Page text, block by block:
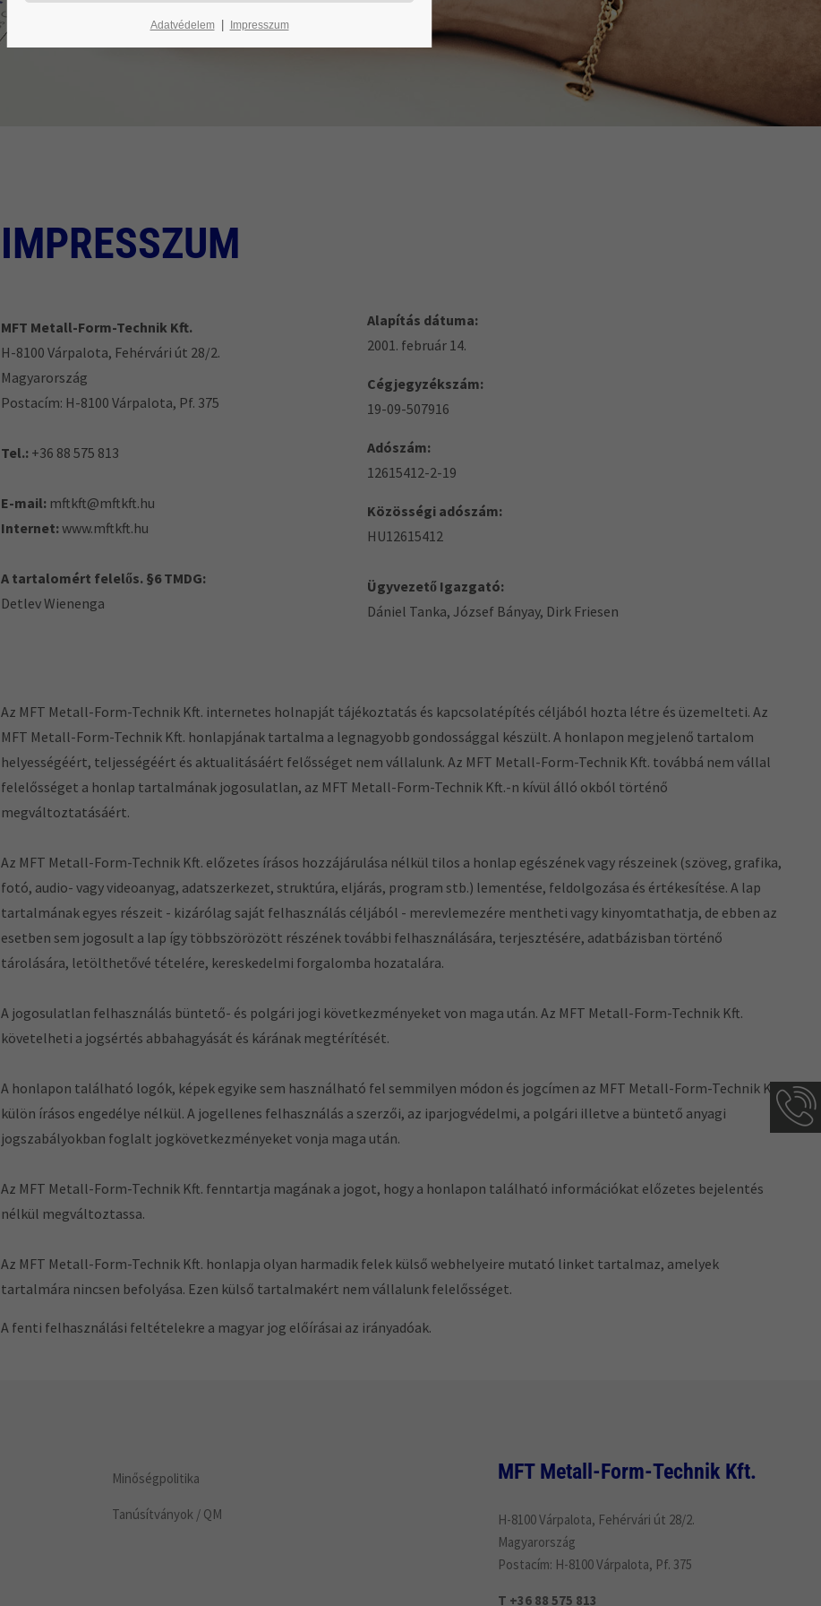
IMPRESSZUM
MFT Metall-Form-Technik Kft.
H-8100 Várpalota, Fehérvári út 28/2.
Magyarország
Postacím: H-8100 Várpalota, Pf. 375
Tel.: +36 88 575 813
E-mail: mftkft@mftkft.hu
Internet:www.mftkft.hu
A tartalomért felelős. §6 TMDG:
Detlev Wienenga
Alapítás dátuma:
2001. február 14.
Cégjegyzékszám:
19-09-507916
Adószám:
12615412-2-19
Közösségi adószám:
HU12615412
Ügyvezető Igazgató:
Dániel Tanka, József Bányay, Dirk Friesen
Az MFT Metall-Form-Technik Kft. internetes holnapját tájékoztatás és kapcsolatépítés céljából hozta létre és üzemelteti. Az
MFT Metall-Form-Technik Kft. honlapjának tartalma a legnagyobb gondossággal készült. A honlapon megjelenő tartalom
helyességéért, teljességéért és aktualitásáért felősséget nem vállalunk. Az MFT Metall-Form-Technik Kft. továbbá nem vállal
felelősséget a honlap tartalmának jogosulatlan, az MFT Metall-Form-Technik Kft.-n kívül álló okból történő
megváltoztatásáért.
Az MFT Metall-Form-Technik Kft. előzetes írásos hozzájárulása nélkül tilos a honlap egészének vagy részeinek (szöveg, grafika,
fotó, audio- vagy videoanyag, adatszerkezet, struktúra, eljárás, program stb.) lementése, feldolgozása és értékesítése. A lap
tartalmának egyes részeit - kizárólag saját felhasználás céljából - merevlemezére mentheti vagy kinyomtathatja, de ebben az
esetben sem jogosult a lap így többszörözött részének további felhasználására, terjesztésére, adatbázisban történő
tárolására, letölthetővé tételére, kereskedelmi forgalomba hozatalára.
A jogosulatlan felhasználás büntető- és polgári jogi következményeket von maga után. Az MFT Metall-Form-Technik Kft.
követelheti a jogsértés abbahagyását és kárának megtérítését.
A honlapon található logók, képek egyike sem használható fel semmilyen módon és jogcímen az MFT Metall-Form-Technik Kft.
külön írásos engedélye nélkül. A jogellenes felhasználás a szerzői, az iparjogvédelmi, a polgári illetve a büntető anyagi
jogszabályokban foglalt jogkövetkezményeket vonja maga után.
Az MFT Metall-Form-Technik Kft. fenntartja magának a jogot, hogy a honlapon található információkat előzetes bejelentés
nélkül megváltoztassa.
Az MFT Metall-Form-Technik Kft. honlapja olyan harmadik felek külső webhelyeire mutató linket tartalmaz, amelyek
tartalmára nincsen befolyása. Ezen külső tartalmakért nem vállalunk felelősséget.
A fenti felhasználási feltételekre a magyar jog előírásai az irányadóak.
Minőségpolitika
Tanúsítványok / QM
MFT Metall-Form-Technik Kft.
H-8100 Várpalota, Fehérvári út 28/2.
Magyarország
Postacím: H-8100 Várpalota, Pf. 375
T +36 88 575 813
Adatvédelem Impresszum